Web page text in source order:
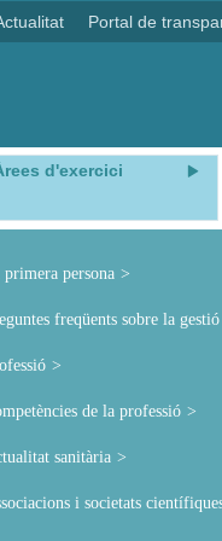
Portal de
d'exercici
primera persona
freqüents sobre la
de la professió
sanitària
i societats